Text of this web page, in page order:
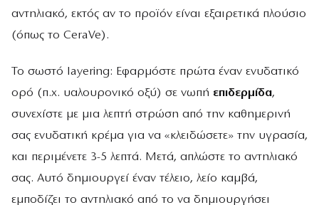
αντηλιακό, εκτός αν το προϊόν είναι εξαιρετικά πλούσιο
(όπως το CeraVe).
Το σωστό layering: Εφαρμόστε πρώτα έναν ενυδατικό
ορό (π.χ. υαλουρονικό οξύ) σε νωπή επιδερμίδα,
συνεχίστε με μια λεπτή στρώση από την καθημερινή
σας ενυδατική κρέμα για να «κλειδώσετε» την υγρασία,
και περιμένετε 3-5 λεπτά. Μετά, απλώστε το αντηλιακό
σας. Αυτό δημιουργεί έναν τέλειο, λείο καμβά,
εμποδίζει το αντηλιακό από το να δημιουργήσει